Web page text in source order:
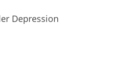
Depression